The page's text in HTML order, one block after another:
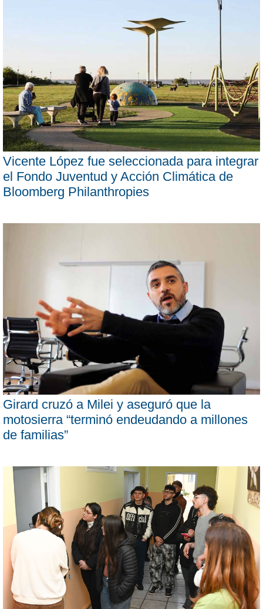
Vicente López fue seleccionada para integrar
el Fondo Juventud y Acción Climática de
Bloomberg Philanthropies
Girard cruzó a Milei y aseguró que la
motosierra “terminó endeudando a millones
de familias”